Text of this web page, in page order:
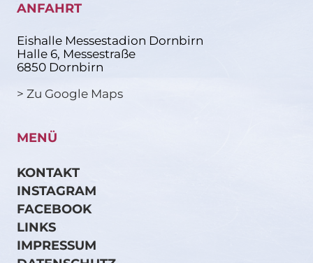
ANFAHRT
Eishalle Messestadion Dornbirn
Halle 6, Messestraße
6850 Dornbirn
> Zu Google Maps
MENÜ
KONTAKT
INSTAGRAM
FACEBOOK
LINKS
IMPRESSUM